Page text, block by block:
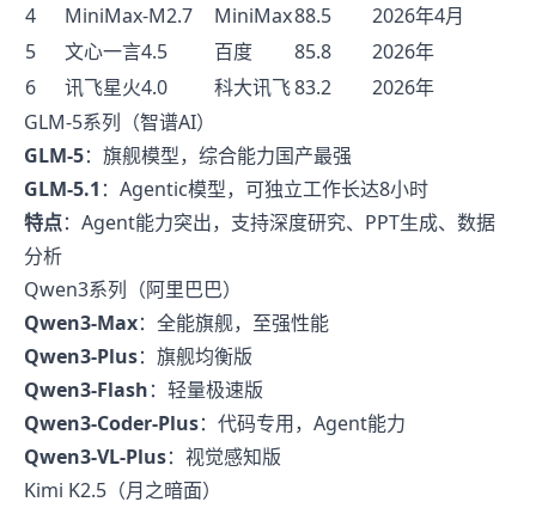
4
MiniMax-M2.7 MiniMax88.5
2026年4月
5
文心一言4.5 百度 85.8
2026年
6
讯飞星火4.0 科大讯飞83.2
2026年
GLM-5系列（智谱AI）
GLM-5：旗舰模型，综合能力国产最强
GLM-5.1 ：Agentic模型，可独立工作长达8小时
特点：Agent能力突出，支持深度研究、PPT生成、数据
分析
Qwen3系列（阿里巴巴）
Qwen3-Max：全能旗舰，至强性能
Qwen3-Plus：旗舰均衡版
Qwen3-Flash：轻量极速版
Qwen3-Coder-Plus：代码专用，Agent能力
Qwen3-VL-Plus：视觉感知版
Kimi K2.5（月之暗面）